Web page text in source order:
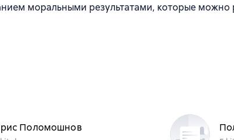
моральными результатами, которые можно
Поломошнов